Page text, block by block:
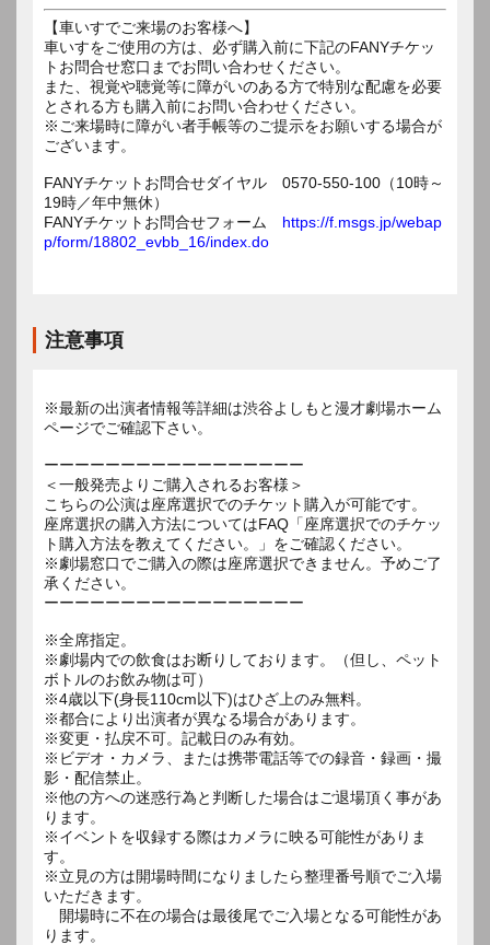
【車いすでご来場のお客様へ】
車いすをご使用の方は、必ず購入前に下記のFANYチケッ
トお問合せ窓口までお問い合わせください。
また、視覚や聴覚等に障がいのある方で特別な配慮を必要
とされる方も購入前にお問い合わせください。
※ご来場時に障がい者手帳等のご提示をお願いする場合が
ございます。
FANYチケットお問合せダイヤル 0570-550-100（10時～
19時／年中無休）
FANYチケットお問合せフォーム https://f.msgs.jp/webap
p/form/18802_evbb_16/index.do
注意事項
※最新の出演者情報等詳細は渋谷よしもと漫才劇場ホーム
ページでご確認下さい。
ーーーーーーーーーーーーーーーーー
＜一般発売よりご購入されるお客様＞
こちらの公演は座席選択でのチケット購入が可能です。
座席選択の購入方法についてはFAQ「座席選択でのチケッ
ト購入方法を教えてください。」をご確認ください。
※劇場窓口でご購入の際は座席選択できません。予めご了
承ください。
ーーーーーーーーーーーーーーーーー
※全席指定。
※劇場内での飲食はお断りしております。（但し、ペット
ボトルのお飲み物は可）
※4歳以下(身長110cm以下)はひざ上のみ無料。
※都合により出演者が異なる場合があります。
※変更・払戻不可。記載日のみ有効。
※ビデオ・カメラ、または携帯電話等での録音・録画・撮
影・配信禁止。
※他の方への迷惑行為と判断した場合はご退場頂く事があ
ります。
※イベントを収録する際はカメラに映る可能性がありま
す。
※立見の方は開場時間になりましたら整理番号順でご入場
いただきます。
開場時に不在の場合は最後尾でご入場となる可能性があ
ります。